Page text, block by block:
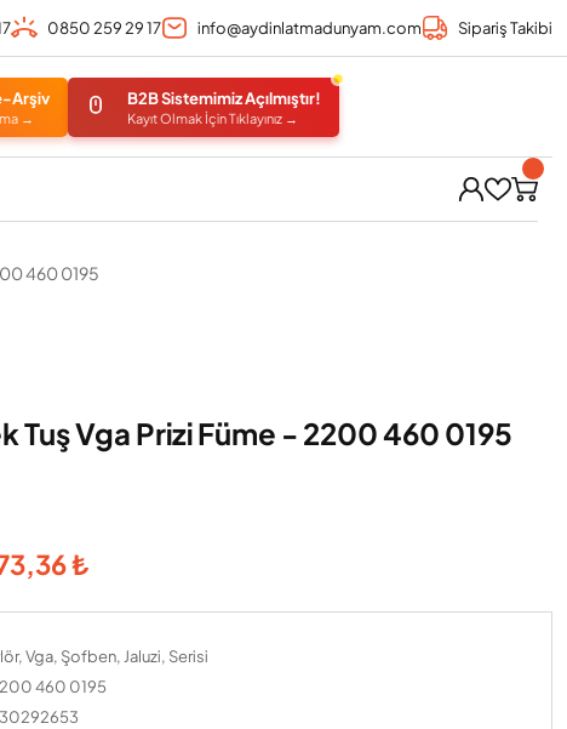
0850 259 29 17 info@aydinlatmadunyam.com Sipariş Takibi
Arşiv
→
B2B Sistemimiz Açılmıştır!
Kayıt Olmak İçin Tıklayınız →
460 0195
Tuş Vga Prizi Füme - 2200 460 0195
₺
Vga, Şofben, Jaluzi, Serisi
460 0195